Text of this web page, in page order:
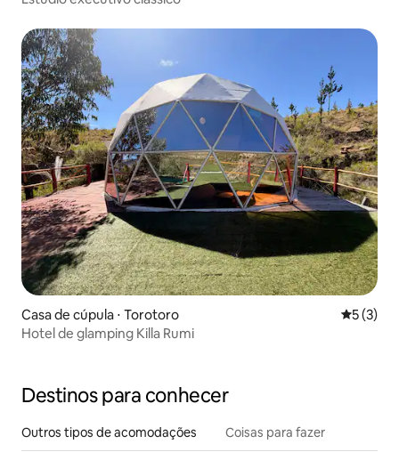
Casa de cúpula ⋅ Torotoro 5 de
5 (3)
Hotel de glamping Killa Rumi
Destinos para conhecer
Outros tipos de acomodações Coisas para fazer